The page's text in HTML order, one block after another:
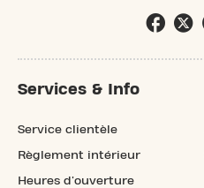
Services & Info
Service clientèle
Règlement intérieur
Heures d'ouverture